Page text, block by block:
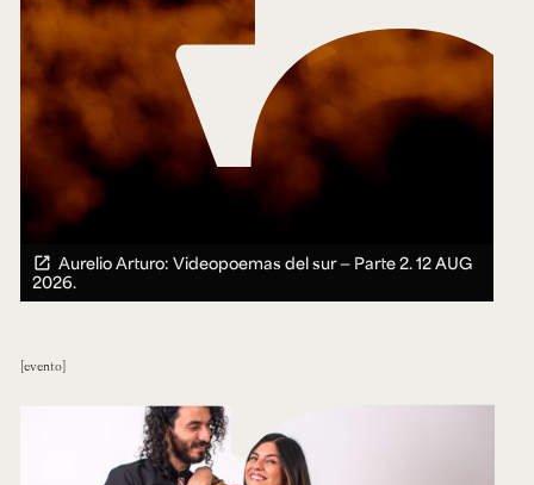
Aurelio Arturo: Videopoemas del sur — Parte 2.12 AUG
2026.
evento